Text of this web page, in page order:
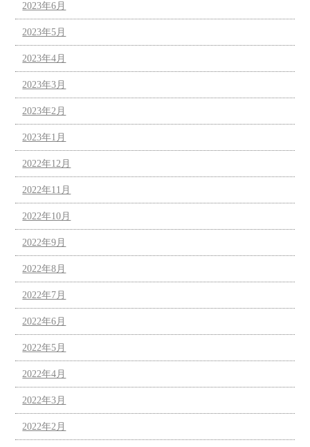
2023年6月
2023年5月
2023年4月
2023年3月
2023年2月
2023年1月
2022年12月
2022年11月
2022年10月
2022年9月
2022年8月
2022年7月
2022年6月
2022年5月
2022年4月
2022年3月
2022年2月